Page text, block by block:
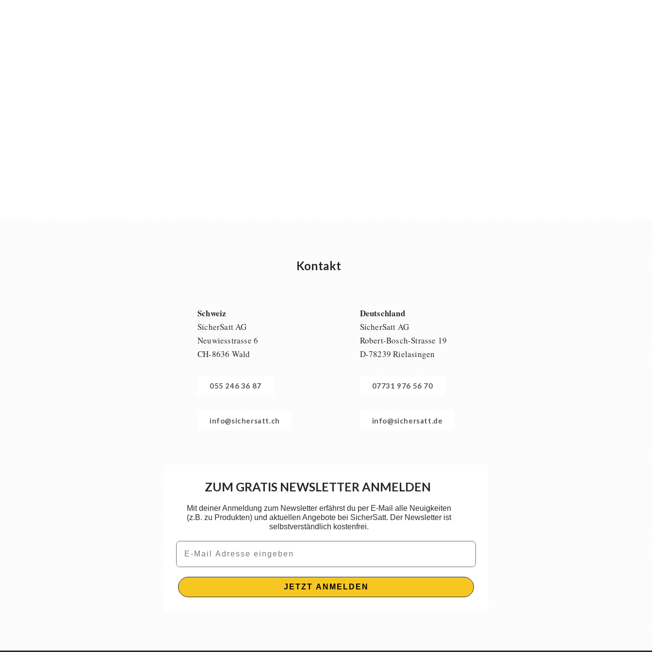
Kontakt
Schweiz
SicherSatt AG
Neuwiesstrasse 6
CH-8636 Wald
055 246 36 87
info@sichersatt.ch
Deutschland
SicherSatt AG
Robert-Bosch-Strasse 19
D-78239 Rielasingen
07731 976 56 70
info@sichersatt.de
ZUM GRATIS NEWSLETTER ANMELDEN
Mit deiner Anmeldung zum Newsletter erfährst du per E-Mail alle Neuigkeiten
(z.B. zu Produkten) und aktuellen Angebote bei SicherSatt. Der Newsletter ist
selbstverständlich kostenfrei.
Email
JETZT ANMELDEN